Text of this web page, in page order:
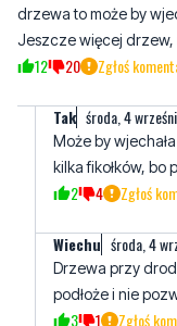
Tak środa, 4
Może by
2 4 Zgłoś
Wiechu środa, 4
Drzewa przy
3 1 Zgłoś
Ał oł ęł no e środa, 4
Co tak patrzycie? Wy